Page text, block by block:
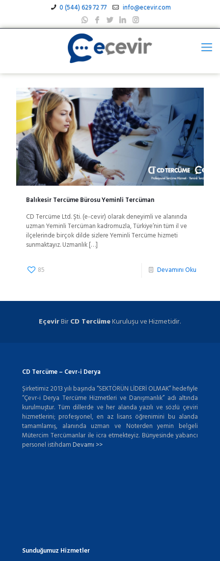
0 (544) 629 72 77 info@ecevir.com
Balıkesir Tercüme Bürosu Yeminli Tercüman
CD Tercüme Ltd. Şti. (e-cevir) olarak deneyimli ve alanında
uzman Yeminli Tercüman kadromuzla, Türkiye’nin tüm il ve
ilçelerinde birçok dilde sizlere Yeminli Tercüme hizmeti
sunmaktayız. Uzmanlık[…]
85 Devamını Oku
EçevirBirCD TercümeKuruluşu ve Hizmetidir.
CD Tercüme – Cevr-i Derya
Şirketimiz 2013 yılı başında “SEKTÖRÜN LİDERİ OLMAK” hedefiyle
“Çevr-i Derya Tercüme Hizmetleri ve Danışmanlık” adı altında
kurulmuştur. Tüm dillerde ve her alanda yazılı ve sözlü çeviri
hizmetlerini; profesyonel, en az lisans öğrenimini bu alanda
tamamlamış, alanında uzman ve Noterden yemin belgeli
Mütercim Tercümanlar ile icra etmekteyiz. Bünyesinde yabancı
personel istihdamDevamı >>
Sunduğumuz Hizmetler